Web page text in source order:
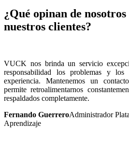
¿Qué opinan de
nuestros clientes?
VUCK nos brinda un servicio
responsabilidad los problemas y
experiencia. Mantenemos un
permite retroalimentarnos
respaldados completamente.
Fernando GuerreroAdministrador
Aprendizaje